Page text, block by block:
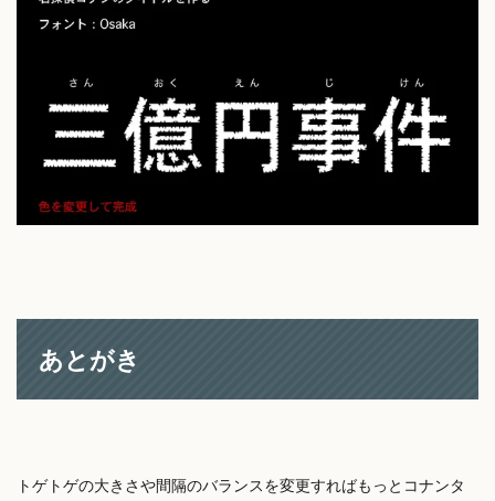
あとがき
トゲトゲの大きさや間隔のバランスを変更すればもっとコナンタ